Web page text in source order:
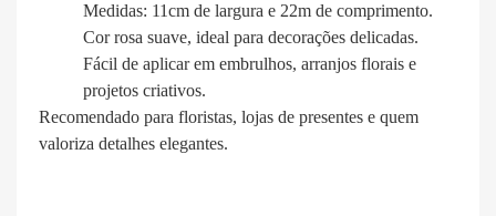
Medidas: 11cm de largura e 22m de comprimento.
Cor rosa suave, ideal para decorações delicadas.
Fácil de aplicar em embrulhos, arranjos florais e
projetos criativos.
Recomendado para floristas, lojas de presentes e quem
valoriza detalhes elegantes.